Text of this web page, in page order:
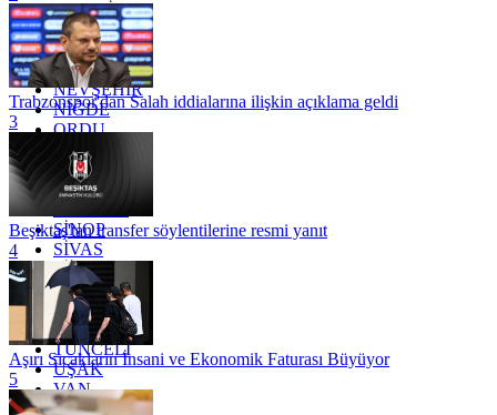
MARDİN
MERSİN
MUĞLA
MUŞ
NEVŞEHİR
NİĞDE
ORDU
OSMANİYE
RİZE
SAKARYA
SİNOP
SİVAS
SİİRT
TEKİRDAĞ
TOKAT
TRABZON
TUNCELİ
UŞAK
VAN
YALOVA
Trabzonspor'dan Salah iddialarına ilişkin açıklama geldi
3
Beşiktaş'tan transfer söylentilerine resmi yanıt
4
Aşırı Sıcakların İnsani ve Ekonomik Faturası Büyüyor
5